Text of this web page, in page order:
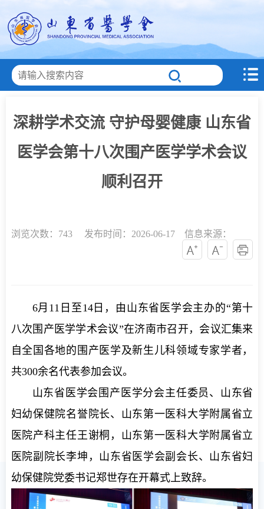
深耕学术交流 守护母婴健康 山东省
医学会第十八次围产医学学术会议
顺利召开
浏览次数： 743 发布时间：2026-06-17 信息来源：
6月11日至14日，由山东省医学会主办的“第十
八次围产医学学术会议”在济南市召开，会议汇集来
自全国各地的围产医学及新生儿科领域专家学者，
共300余名代表参加会议。
山东省医学会围产医学分会主任委员、山东省
妇幼保健院名誉院长、山东第一医科大学附属省立
医院产科主任王谢桐，山东第一医科大学附属省立
医院副院长李坤，山东省医学会副会长、山东省妇
幼保健院党委书记郑世存在开幕式上致辞。